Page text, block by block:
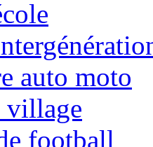
auto moto
village
football